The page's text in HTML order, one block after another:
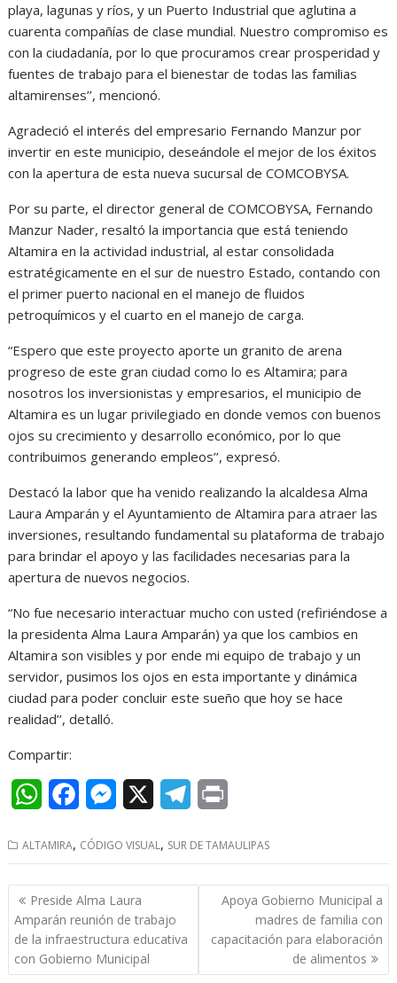
playa, lagunas y ríos, y un Puerto Industrial que aglutina a
cuarenta compañías de clase mundial. Nuestro compromiso es
con la ciudadanía, por lo que procuramos crear prosperidad y
fuentes de trabajo para el bienestar de todas las familias
altamirenses’’, mencionó.
Agradeció el interés del empresario Fernando Manzur por
invertir en este municipio, deseándole el mejor de los éxitos
con la apertura de esta nueva sucursal de COMCOBYSA.
Por su parte, eldirector general de COMCOBYSA, Fernando
Manzur Nader, resaltó la importancia que está teniendo
Altamira en la actividad industrial, al estar consolidada
estratégicamente en el sur de nuestro Estado, contando con
el primer puerto nacional en el manejo de fluidos
petroquímicos y el cuarto en el manejo de carga.
“Espero que este proyecto aporte un granito de arena
progreso de este gran ciudad como lo es Altamira; para
nosotros los inversionistas y empresarios, el municipio de
Altamira es un lugar privilegiado en donde vemos con buenos
ojos su crecimiento y desarrollo económico, por lo que
contribuimos generando empleos’’, expresó.
Destacó la labor que ha venido realizando la alcaldesa Alma
Laura Amparán y el Ayuntamiento de Altamira para atraer las
inversiones, resultando fundamental su plataforma de trabajo
para brindar el apoyo y las facilidades necesarias para la
apertura de nuevos negocios.
“No fue necesario interactuar mucho con usted (refiriéndose a
la presidenta Alma Laura Amparán) ya que los cambios en
Altamira son visibles y por ende mi equipo de trabajo y un
servidor, pusimos los ojos en esta importante y dinámica
ciudad para poder concluir este sueño que hoy se hace
realidad’’, detalló.
Compartir:
W
a
t
s
A
p
c
e
b
o
o
M
s
s
e
n
g
l
e
a
i
n
t
ALTAMIRA, CÓDIGO VISUAL, SUR DE TAMAULIPAS
Navegación
de
entradas
Preside Alma Laura
Amparán reunión de trabajo
de la infraestructura educativa
con Gobierno Municipal
Apoya Gobierno Municipal a
madres de familia con
capacitación para elaboración
de alimentos